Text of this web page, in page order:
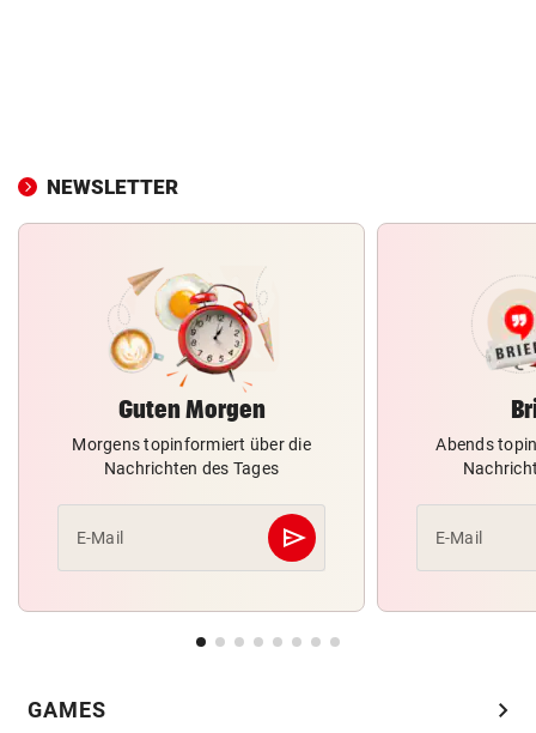
NEWSLETTER
Guten Morgen
Morgens topinformiert über die
Nachrichten des Tages
E-Mail send
Abschicken
Abends
E-Mail
GAMES chevron_right